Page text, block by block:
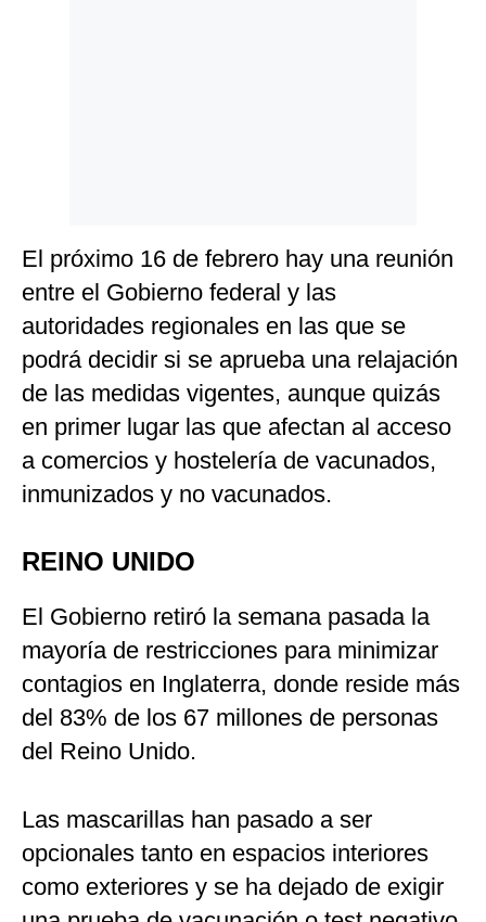
El próximo 16 de febrero hay una reunión
entre el Gobierno federal y las
autoridades regionales en las que se
podrá decidir si se aprueba una relajación
de las medidas vigentes, aunque quizás
en primer lugar las que afectan al acceso
a comercios y hostelería de vacunados,
inmunizados y no vacunados.
REINO UNIDO
El Gobierno retiró la semana pasada la
mayoría de restricciones para minimizar
contagios en Inglaterra, donde reside más
del 83% de los 67 millones de personas
del Reino Unido.
Las mascarillas han pasado a ser
opcionales tanto en espacios interiores
como exteriores y se ha dejado de exigir